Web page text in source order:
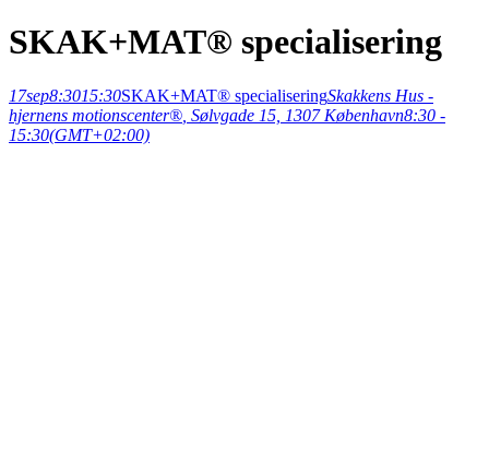
SKAK+MAT® specialisering
17sep8:3015:30SKAK+MAT® specialiseringSkakkens Hus -
hjernens motionscenter® , Sølvgade 15, 1307 København8:30 -
15:30(GMT+02:00)